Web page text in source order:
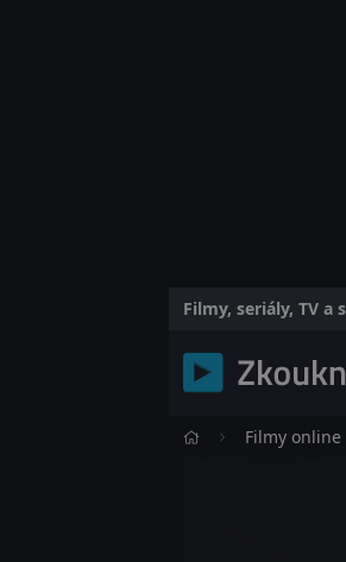
Filmy, seriály, TV
Filmy online